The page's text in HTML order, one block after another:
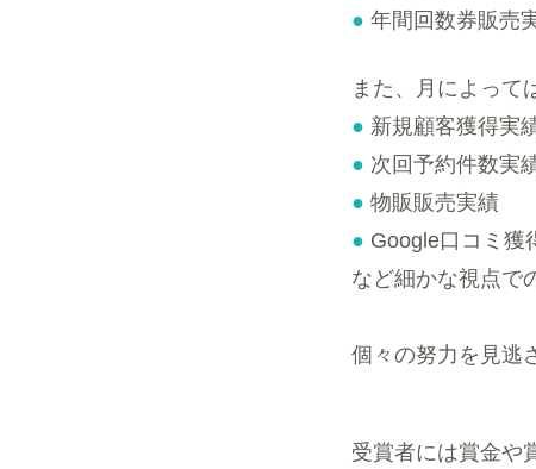
● 年間回数券販売
また、月によって
● 新規顧客獲得実
● 次回予約件数実
● 物販販売実績
● Google口コミ獲
など細かな視点で
個々の努力を見逃
受賞者には賞金や